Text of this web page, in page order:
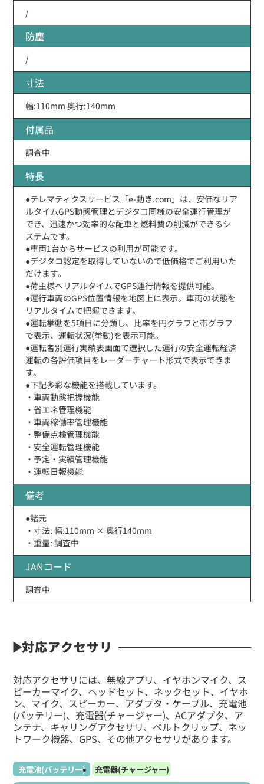
/
防塵
/
寸法
幅:110mm 奥行:140mm
付属品
調査中
特長
●テレマティクスサービス「e-動き.com」は、安価なリア
ルタイムGPS動態管理とデジタコ同様の安全運行管理が
でき、迅速かつ効率的な配車と燃料費の削減ができるシ
ステムです。
●車両1台からサービスの利用が可能です。
●デジタコ認定を取得していないので低価格でご利用いた
だけます。
●荷主様へリアルタイムでGPS運行情報を提供可能。
●運行車両のGPS位置情報を地図上に表示。車両の状態を
リアルタイムで把握できます。
●運転挙動を5項目に分類し、比率を円グラフと帯グラフ
で表示、運転状況(挙動)を表示可能。
●運転者別運行実績表画面で選択した運行の安全運転経済
運転の各評価項目をレーダーチャート形式で表示できま
す。
●下記多彩な機能を搭載しています。
・車両動態把握機能
・省エネ管理機能
・車両稼働率管理機能
・整備点検管理機能
・安全運転管理機能
・予定・実績管理機能
・運転日報機能
備考
●諸元
・寸法: 幅:110mm × 奥行140mm
・重量: 調査中
JANコード
調査中
対応アクセサリ
対応アクセサリには、無線アプリ、イヤホンマイク、ス
ピーカーマイク、ヘッドセット、ネックセット、イヤホ
ン、マイク、スピーカー、アダプタ・ケーブル、充電池
(バッテリー)、充電器(チャージャー)、ACアダプタ、ア
ンテナ、キャリングアクセサリ、ベルトクリップ、ネッ
トワーク機器、GPS、その他アクセサリがあります。
充電池(バッテリー) 充電器(チャージャー)